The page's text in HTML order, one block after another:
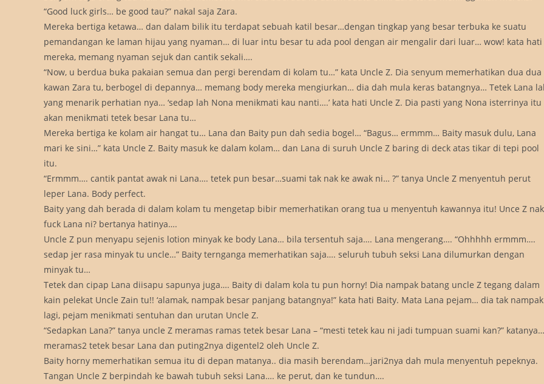
“Good luck girls… be good tau?” nakal saja Zara.
Mereka bertiga ketawa… dan dalam bilik itu terdapat sebuah katil besar…dengan tingkap yang besar terbuka ke suatu
pemandangan ke laman hijau yang nyaman… di luar intu besar tu ada pool dengan air mengalir dari luar… wow! kata hati
mereka, memang nyaman sejuk dan cantik sekali….
“Now, u berdua buka pakaian semua dan pergi berendam di kolam tu…” kata Uncle Z. Dia senyum memerhatikan dua dua
kawan Zara tu, berbogel di depannya… memang body mereka mengiurkan… dia dah mula keras batangnya… Tetek Lana
yang menarik perhatian nya… ‘sedap lah Nona menikmati kau nanti….’ kata hati Uncle Z. Dia pasti yang Nona isterrinya itu
akan menikmati tetek besar Lana tu…
Mereka bertiga ke kolam air hangat tu… Lana dan Baity pun dah sedia bogel… “Bagus… ermmm… Baity masuk dulu, Lana
mari ke sini…” kata Uncle Z. Baity masuk ke dalam kolam… dan Lana di suruh Uncle Z baring di deck atas tikar di tepi pool
itu.
“Ermmm…. cantik pantat awak ni Lana…. tetek pun besar…suami tak nak ke awak ni… ?” tanya Uncle Z menyentuh perut
leper Lana. Body perfect.
Baity yang dah berada di dalam kolam tu mengetap bibir memerhatikan orang tua u menyentuh kawannya itu! Unce Z nak
fuck Lana ni? bertanya hatinya….
Uncle Z pun menyapu sejenis lotion minyak ke body Lana… bila tersentuh saja…. Lana mengerang…. “Ohhhhh ermmm….
sedap jer rasa minyak tu uncle…” Baity ternganga memerhatikan saja…. seluruh tubuh seksi Lana dilumurkan dengan
minyak tu…
Tetek dan cipap Lana diisapu sapunya juga…. Baity di dalam kola tu pun horny! Dia nampak batang uncle Z tegang dalam
kain pelekat Uncle Zain tu!! ‘alamak, nampak besar panjang batangnya!” kata hati Baity. Mata Lana pejam… dia tak nampak
lagi, pejam menikmati sentuhan dan urutan Uncle Z.
“Sedapkan Lana?” tanya uncle Z meramas ramas tetek besar Lana – “mesti tetek kau ni jadi tumpuan suami kan?” katanya…
meramas2 tetek besar Lana dan puting2nya digentel2 oleh Uncle Z.
Baity horny memerhatikan semua itu di depan matanya.. dia masih berendam…jari2nya dah mula menyentuh pepeknya.
Tangan Uncle Z berpindah ke bawah tubuh seksi Lana…. ke perut, dan ke tundun….